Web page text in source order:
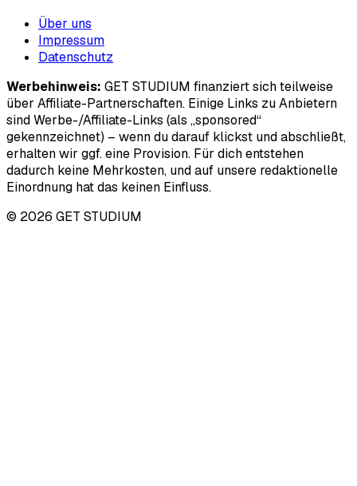
Über uns
Impressum
Datenschutz
Werbehinweis: GET STUDIUM finanziert sich teilweise
über Affiliate-Partnerschaften. Einige Links zu Anbietern
sind Werbe-/Affiliate-Links (als „sponsored“
gekennzeichnet) – wenn du darauf klickst und abschließt,
erhalten wir ggf. eine Provision. Für dich entstehen
dadurch keine Mehrkosten, und auf unsere redaktionelle
Einordnung hat das keinen Einfluss.
© 2026 GET STUDIUM